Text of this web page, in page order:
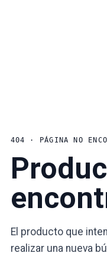
404 · PÁGINA NO
El producto que
realizar una nueva